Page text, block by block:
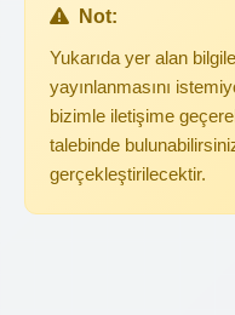
Not:
Yukarıda yer alan
yayınlanmasını
bizimle iletişime
talebinde
gerçekleştirilecektir.